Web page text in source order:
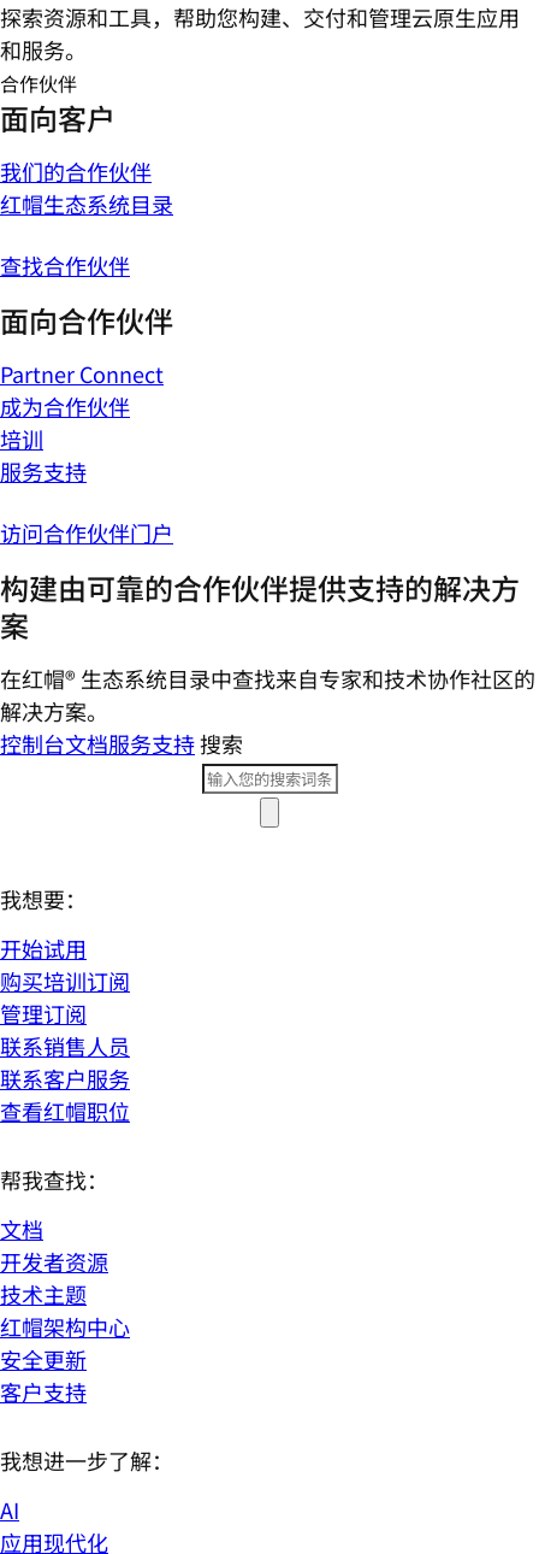
探索资源和工具，帮助您构建、交付和管理云原生应用
和服务。
合作伙伴
面向客户
我们的合作伙伴
红帽生态系统目录
查找合作伙伴
面向合作伙伴
Partner Connect
成为合作伙伴
培训
服务支持
访问合作伙伴门户
构建由可靠的合作伙伴提供支持的解决方
案
在红帽® 生态系统目录中查找来自专家和技术协作社区的
解决方案。
控制台文档服务支持搜索
我想要：
开始试用
购买培训订阅
管理订阅
联系销售人员
联系客户服务
查看红帽职位
帮我查找：
文档
开发者资源
技术主题
红帽架构中心
安全更新
客户支持
我想进一步了解：
AI
应用现代化